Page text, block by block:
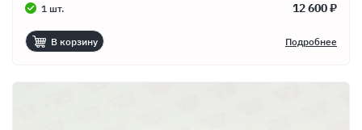
1 шт. 12 600 ₽
В корзину Подробнее